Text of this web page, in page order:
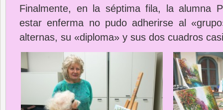
Finalmente, en la séptima fila, la alumna
estar enferma no pudo adherirse al
alternas, su «diploma» y sus dos cuadros